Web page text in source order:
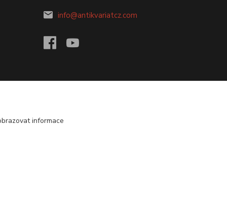
info@antikvariatcz.com
informace